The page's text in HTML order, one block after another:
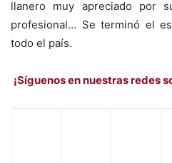
llanero muy apreciado por
profesional… Se terminó el
todo el país.
¡Síguenos en nuestras redes